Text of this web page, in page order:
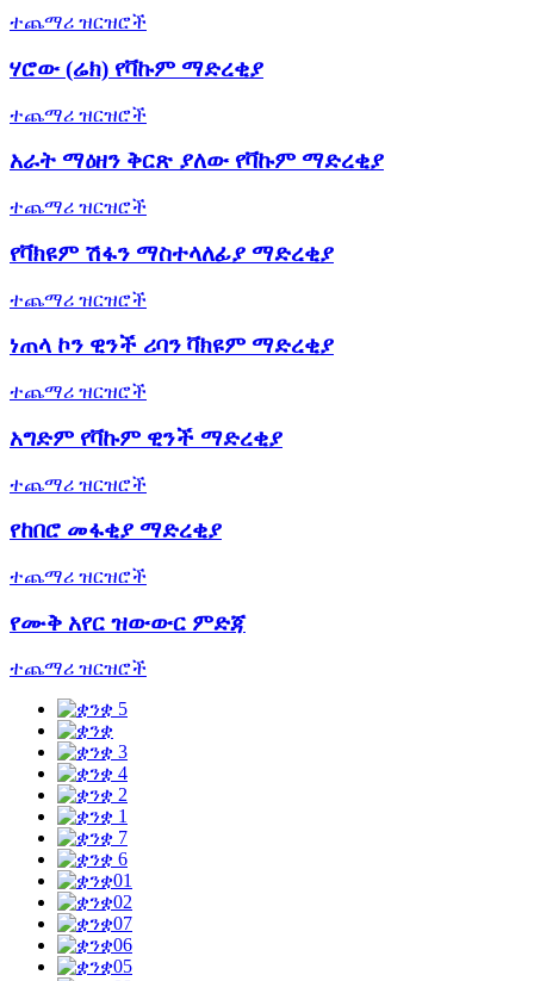
ተጨማሪ ዝርዝሮች
ሃሮው (ሬክ) የቫኩም ማድረቂያ
ተጨማሪ ዝርዝሮች
አራት ማዕዘን ቅርጽ ያለው የቫኩም ማድረቂያ
ተጨማሪ ዝርዝሮች
የቫክዩም ሽፋን ማስተላለፊያ ማድረቂያ
ተጨማሪ ዝርዝሮች
ነጠላ ኮን ዊንች ሪባን ቫክዩም ማድረቂያ
ተጨማሪ ዝርዝሮች
አግድም የቫኩም ዊንች ማድረቂያ
ተጨማሪ ዝርዝሮች
የከበሮ መፋቂያ ማድረቂያ
ተጨማሪ ዝርዝሮች
የሙቅ አየር ዝውውር ምድጃ
ተጨማሪ ዝርዝሮች